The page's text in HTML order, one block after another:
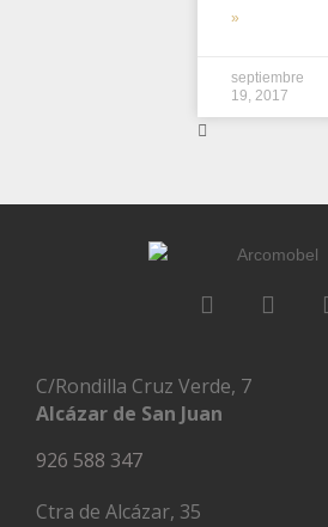
»
septiembre
19, 2017
C/Rondilla Cruz Verde, 7
Alcázar de San Juan
926 588 347
Ctra de Alcázar, 35